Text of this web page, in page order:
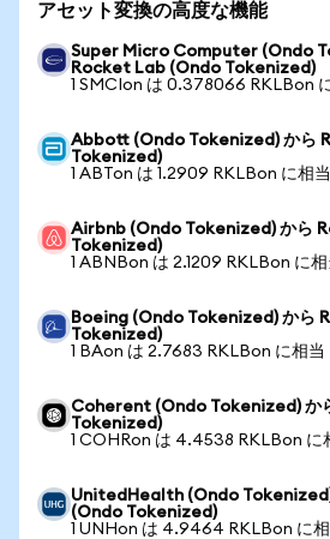
アセット変換の高度な機能
Super Micro Computer (Ondo
Rocket Lab (Ondo Tokenized)
1 SMCIon は 0.378066 RKLBon
Abbott (Ondo Tokenized) から
Tokenized)
1 ABTon は 1.2909 RKLBon に相当
Airbnb (Ondo Tokenized) から
Tokenized)
1 ABNBon は 2.1209 RKLBon に相
Boeing (Ondo Tokenized) から
Tokenized)
1 BAon は 2.7683 RKLBon に相当
Coherent (Ondo Tokenized) か
Tokenized)
1 COHRon は 4.4538 RKLBon に
UnitedHealth (Ondo
(Ondo Tokenized)
1 UNHon は 4.9464 RKLBon に相